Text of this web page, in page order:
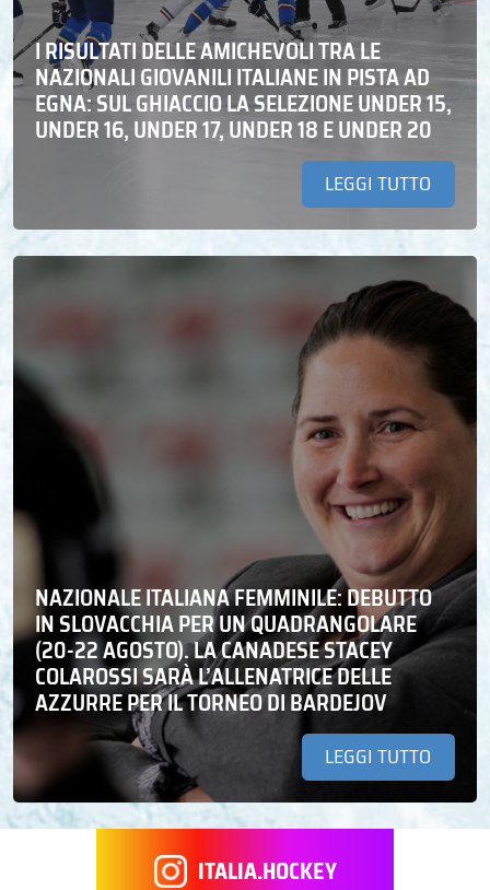
I RISULTATI DELLE AMICHEVOLI TRA LE
NAZIONALI GIOVANILI ITALIANE IN PISTA AD
EGNA: SUL GHIACCIO LA SELEZIONE UNDER 15,
UNDER 16, UNDER 17, UNDER 18 E UNDER 20
LEGGI TUTTO
NAZIONALE ITALIANA FEMMINILE: DEBUTTO
IN SLOVACCHIA PER UN QUADRANGOLARE
(20-22 AGOSTO). LA CANADESE STACEY
COLAROSSI SARÀ L’ALLENATRICE DELLE
AZZURRE PER IL TORNEO DI BARDEJOV
LEGGI TUTTO
ITALIA.HOCKEY